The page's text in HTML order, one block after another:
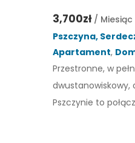
3,700zł / Miesiąc
Pszczyna,
Apartament,
Przestronne, w
dwustanowiskowy,
Pszczynie to